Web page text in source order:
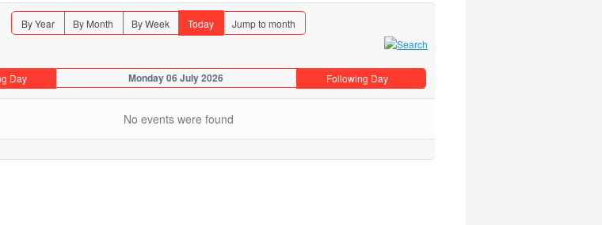
By Year By Month By Week Today Jump to month
Day Monday 06 July 2026 Following Day
No events were found